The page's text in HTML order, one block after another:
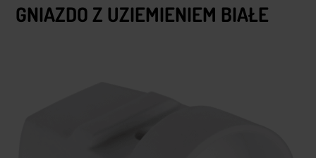
GNIAZDO Z UZIEMIENIEM BIAŁE